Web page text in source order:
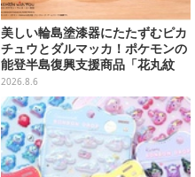
美しい輪島塗漆器にたたずむピカ
チュウとダルマッカ！ポケモンの
能登半島復興支援商品「花丸紋
椀」が8月8日発売
2026.8.6